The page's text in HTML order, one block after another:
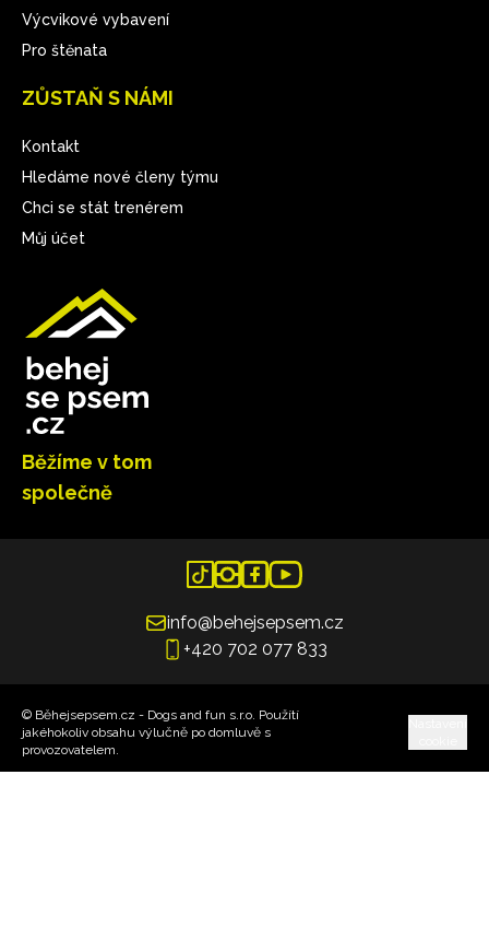
Běžíme v tom
společně
Výcvikové vybavení
Pro štěnata
ZŮSTAŇ S NÁMI
Kontakt
Hledáme nové členy týmu
Chci se stát trenérem
Můj účet
info@behejsepsem.cz
+420 702 077 833
© Běhejsepsem.cz - Dogs and fun s.r.o. Použítí
jakéhokoliv obsahu výlučně po domluvě s
provozovatelem.